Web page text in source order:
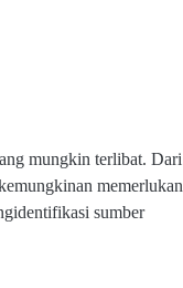
mungkin terlibat. Dari
memerlukan
sumber